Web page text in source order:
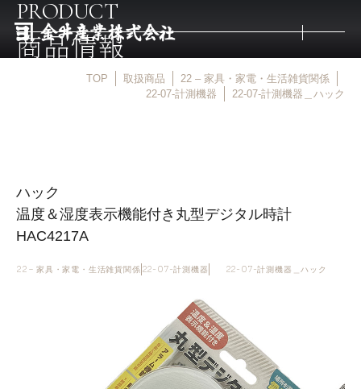
取扱メーカー
金井産業の強み
PRODUCT
商品情報
TOP 取扱商品
22 – 家具・家電・生活雑貨関係
22-07-計測機器
22-07-計測機器＿ハック
ハック
温度＆湿度表示機能付き丸型デジタル時計
HAC4217A
22 – 家具・家電・生活雑貨関係 22-07-計測機器 22-07-計測機器＿ハック